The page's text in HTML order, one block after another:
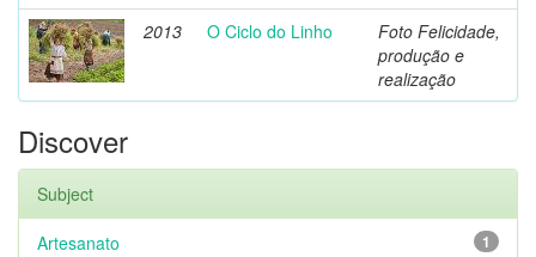
2013 O Ciclo do Linho
Foto Felicidade,
produção e
realização
Discover
Subject
1
Artesanato